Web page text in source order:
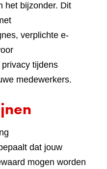
het bijzonder. Dit
verplichte e-
tijdens
medewerkers.
dat jouw
mogen worden